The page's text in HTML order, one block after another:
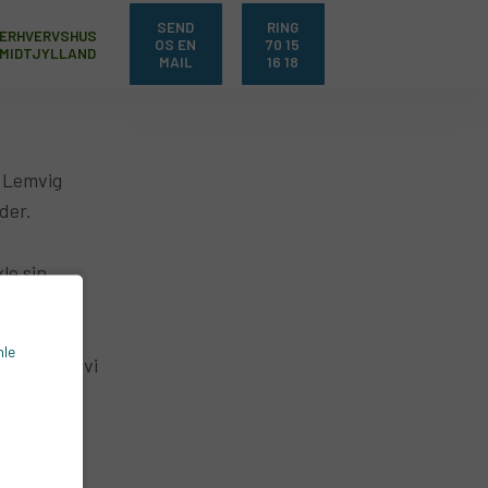
ERHVERVSHUS
MIDTJYLLAND
SEND
OS EN
MAIL
RING
70 15
16 18
sin
forskel.
hvad vi